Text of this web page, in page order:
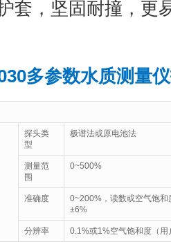
套，坚固耐撞，
多参数水质测量仪
探头类
型
极谱法或原电池法
测量范
围
0~500%
准确度
0~200%，读数或空气饱
±6%
分辨率 0.1%或1%空气饱和度（用